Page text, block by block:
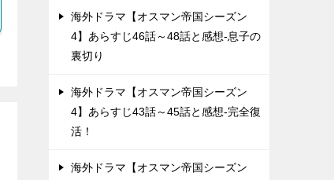
海外ドラマ【オスマン帝国シーズン
4】あらすじ46話～48話と感想-息子の
裏切り
海外ドラマ【オスマン帝国シーズン
4】あらすじ43話～45話と感想-完全復
活！
海外ドラマ【オスマン帝国シーズン